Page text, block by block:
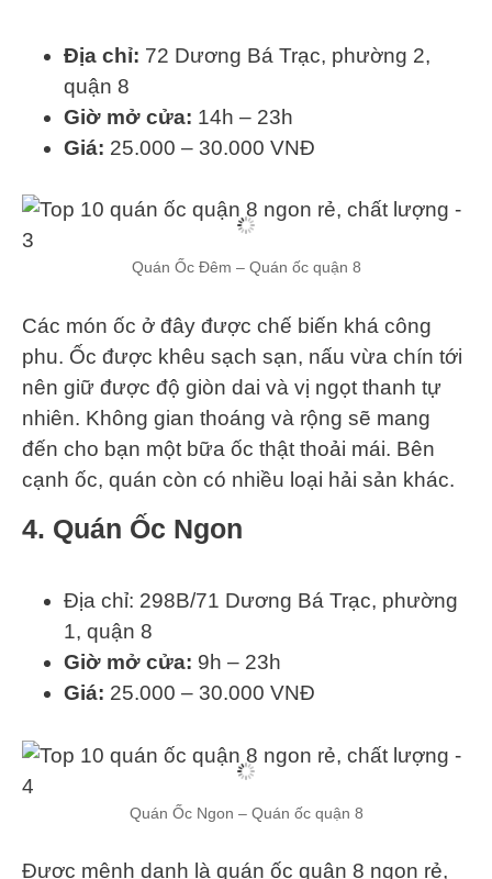
Địa chỉ: 72 Dương Bá Trạc, phường 2,
quận 8
Giờ mở cửa: 14h – 23h
Giá: 25.000 – 30.000 VNĐ
Quán Ốc Đêm – Quán ốc quận 8
Các món ốc ở đây được chế biến khá công
phu. Ốc được khêu sạch sạn, nấu vừa chín tới
nên giữ được độ giòn dai và vị ngọt thanh tự
nhiên. Không gian thoáng và rộng sẽ mang
đến cho bạn một bữa ốc thật thoải mái. Bên
cạnh ốc, quán còn có nhiều loại hải sản khác.
4. Quán Ốc Ngon
Địa chỉ: 298B/71 Dương Bá Trạc, phường
1, quận 8
Giờ mở cửa: 9h – 23h
Giá: 25.000 – 30.000 VNĐ
Quán Ốc Ngon – Quán ốc quận 8
Được mệnh danh là quán ốc quận 8 ngon rẻ,